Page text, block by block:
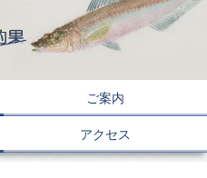
ご案内
アクセス